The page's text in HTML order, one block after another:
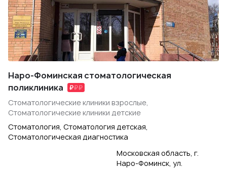
Наро-Фоминская стоматологическая
поликлиника
Стоматологические клиники взрослые,
Стоматологические клиники детские
Стоматология, Стоматология детская,
Стоматологическая диагностика
Московская область, г.
Наро-Фоминск, ул.